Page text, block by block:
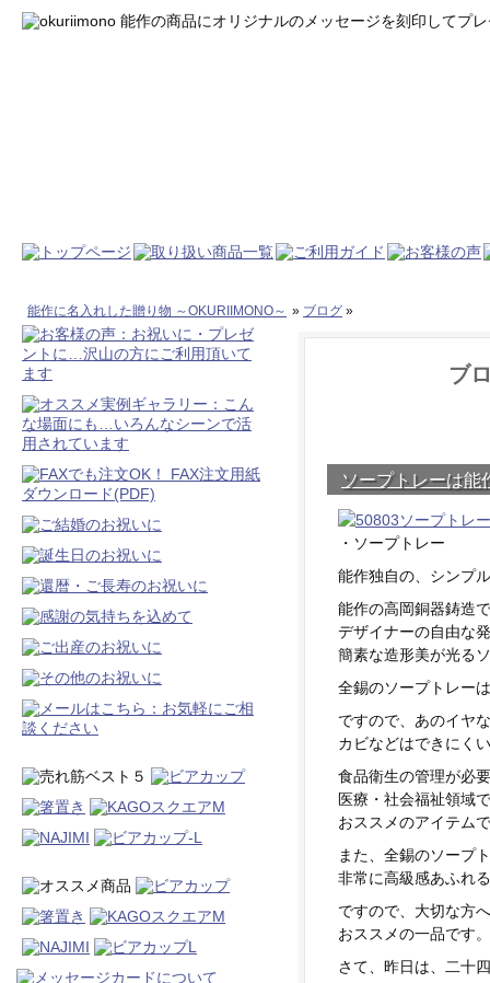
能作に名入れした贈り物 ～OKURIIMONO～ » ブログ »
ブ
ソープトレーは能
・ソープトレー
能作独自の、シンプ
能作の高岡銅器鋳造
デザイナーの自由な
簡素な造形美が光る
全錫のソープトレー
ですので、あのイヤ
カビなどはできにく
食品衛生の管理が必
医療・社会福祉領域
おススメのアイテム
また、全錫のソープ
非常に高級感あふれ
ですので、大切な方
おススメの一品です。
さて、昨日は、二十